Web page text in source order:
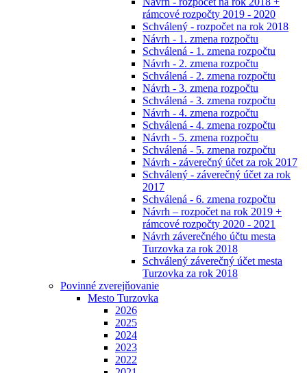
rámcové rozpočty 2019 - 2020
Schválený - rozpočet na rok 2018
Návrh - 1. zmena rozpočtu
Schválená - 1. zmena rozpočtu
Návrh - 2. zmena rozpočtu
Schválená - 2. zmena rozpočtu
Návrh - 3. zmena rozpočtu
Schválená - 3. zmena rozpočtu
Návrh - 4. zmena rozpočtu
Schválená - 4. zmena rozpočtu
Návrh - 5. zmena rozpočtu
Schválená - 5. zmena rozpočtu
Návrh - záverečný účet za rok 2017
Schválený - záverečný účet za rok
2017
Schválená - 6. zmena rozpočtu
Návrh – rozpočet na rok 2019 +
rámcové rozpočty 2020 - 2021
Návrh záverečného účtu mesta
Turzovka za rok 2018
Schválený záverečný účet mesta
Turzovka za rok 2018
Povinné zverejňovanie
Mesto Turzovka
2026
2025
2024
2023
2022